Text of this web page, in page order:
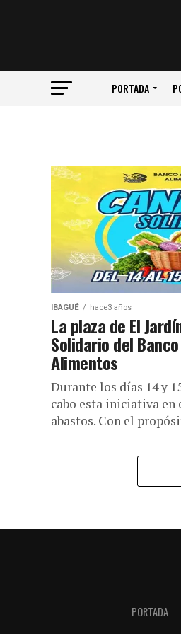
PORTADA
IBAGUÉ hace3 años
La plaza de El
Solidario del
Alimentos
Durante los días 14 y
cabo esta iniciativa
abastos. Con el
PORTADA